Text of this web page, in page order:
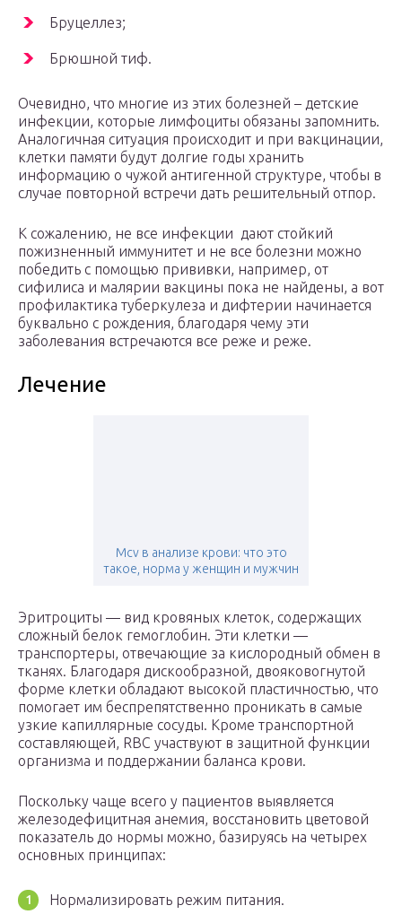
Бруцеллез;
Брюшной тиф.
Очевидно, что многие из этих болезней – детские
инфекции, которые лимфоциты обязаны запомнить.
Аналогичная ситуация происходит и при вакцинации,
клетки памяти будут долгие годы хранить
информацию о чужой антигенной структуре, чтобы в
случае повторной встречи дать решительный отпор.
К сожалению, не все инфекции дают стойкий
пожизненный иммунитет и не все болезни можно
победить с помощью прививки, например, от
сифилиса и малярии вакцины пока не найдены, а вот
профилактика туберкулеза и дифтерии начинается
буквально с рождения, благодаря чему эти
заболевания встречаются все реже и реже.
Лечение
Mcv в анализе крови: что это
такое, норма у женщин и мужчин
Эритроциты — вид кровяных клеток, содержащих
сложный белок гемоглобин. Эти клетки —
транспортеры, отвечающие за кислородный обмен в
тканях. Благодаря дискообразной, двояковогнутой
форме клетки обладают высокой пластичностью, что
помогает им беспрепятственно проникать в самые
узкие капиллярные сосуды. Кроме транспортной
составляющей, RBC участвуют в защитной функции
организма и поддержании баланса крови.
Поскольку чаще всего у пациентов выявляется
железодефицитная анемия, восстановить цветовой
показатель до нормы можно, базируясь на четырех
основных принципах:
Нормализировать режим питания.